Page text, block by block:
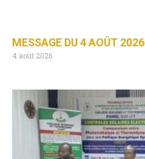
MESSAGE DU 4 AOÛT 2026
4 août 2026